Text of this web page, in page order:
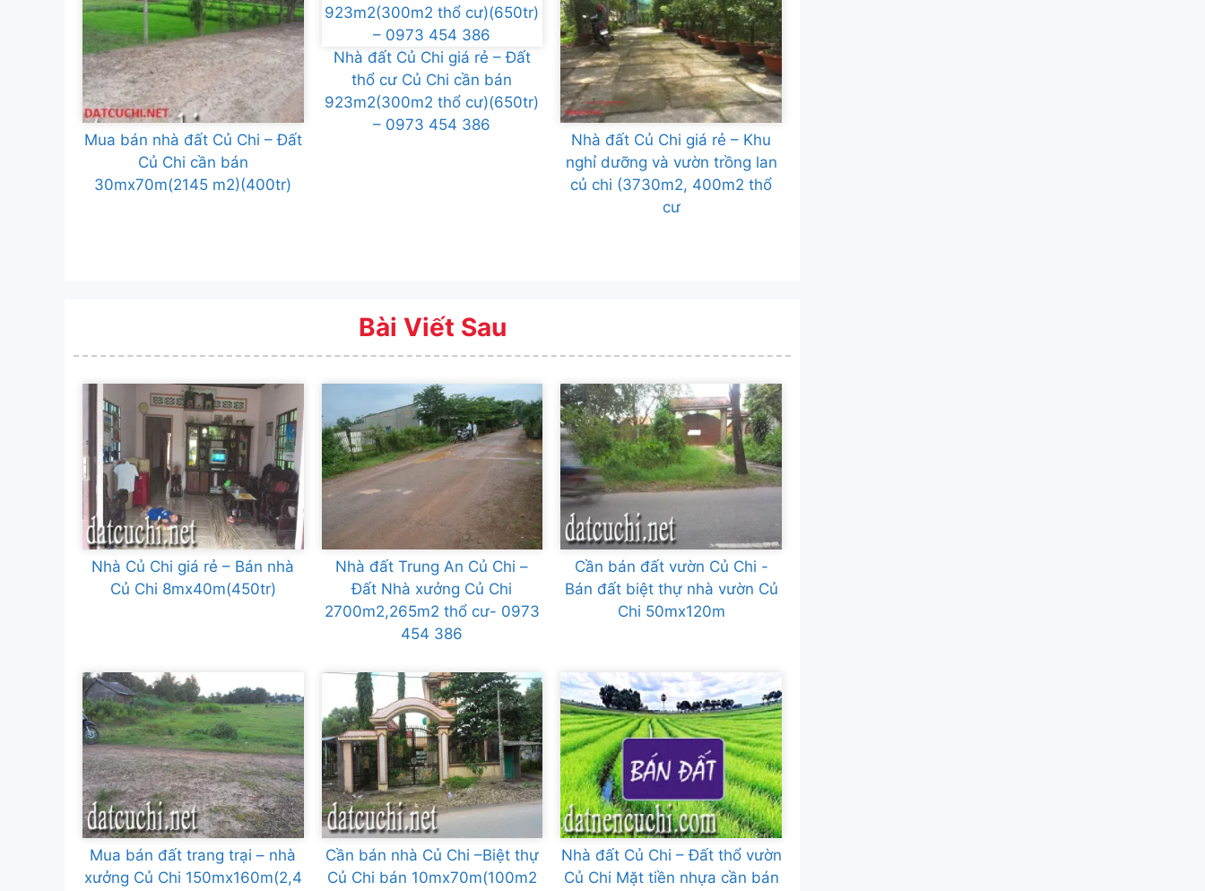
Mua bán nhà đất Củ Chi – Đất
Củ Chi cần bán
30mx70m(2145 m2)(400tr)
Nhà đất Củ Chi giá rẻ – Đất
thổ cư Củ Chi cần bán
923m2(300m2 thổ cư)(650tr)
– 0973 454 386
Nhà đất Củ Chi giá rẻ – Khu
nghỉ dưỡng và vườn trồng lan
củ chi (3730m2, 400m2 thổ
cư
Bài Viết Sau
Nhà Củ Chi giá rẻ – Bán nhà
Củ Chi 8mx40m(450tr)
Nhà đất Trung An Củ Chi –
Đất Nhà xưởng Củ Chi
2700m2,265m2 thổ cư- 0973
454 386
Cần bán đất vườn Củ Chi -
Bán đất biệt thự nhà vườn Củ
Chi 50mx120m
Mua bán đất trang trại – nhà
xưởng Củ Chi 150mx160m(2,4
Cần bán nhà Củ Chi –Biệt thự
Củ Chi bán 10mx70m(100m2
Nhà đất Củ Chi – Đất thổ vườn
Củ Chi Mặt tiền nhựa cần bán